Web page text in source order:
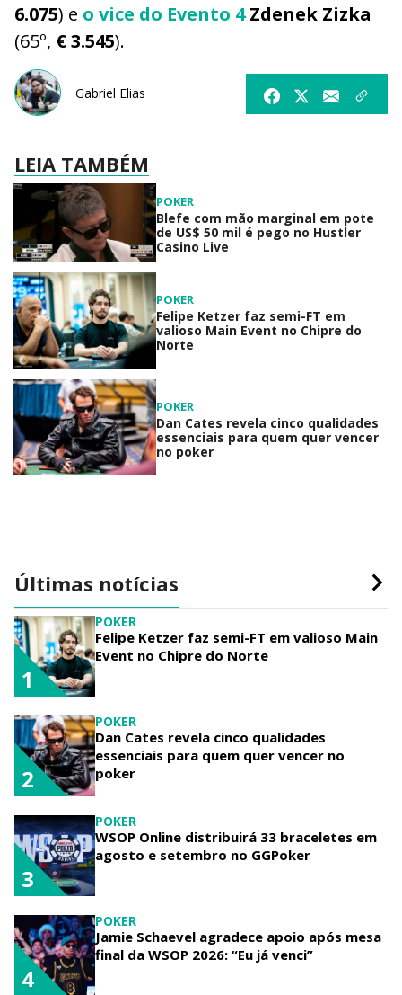
6.075) e o vice do Evento 4 Zdenek Zizka
(65º, € 3.545).
Gabriel Elias
LEIA TAMBÉM
POKER
Blefe com mão marginal em pote
de US$ 50 mil é pego no Hustler
Casino Live
POKER
Felipe Ketzer faz semi-FT em
valioso Main Event no Chipre do
Norte
POKER
Dan Cates revela cinco qualidades
essenciais para quem quer vencer
no poker
Últimas notícias
POKER
Felipe Ketzer faz semi-FT em valioso Main
Event no Chipre do Norte
1
POKER
Dan Cates revela cinco qualidades
essenciais para quem quer vencer no
poker
2
POKER
WSOP Online distribuirá 33 braceletes em
agosto e setembro no GGPoker
3
POKER
Jamie Schaevel agradece apoio após mesa
final da WSOP 2026: “Eu já venci”
4